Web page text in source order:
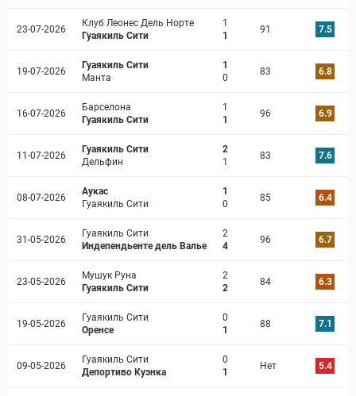
23-07-2026
Клуб Леонес Дель Норте
Гуаякиль Сити
1
1
91 7.5
19-07-2026
Гуаякиль Сити
Манта
1
0
83 6.8
16-07-2026
Барселона
Гуаякиль Сити
1
1
96 6.9
11-07-2026
Гуаякиль Сити
Дельфин
2
1
83 7.6
08-07-2026
Аукас
Гуаякиль Сити
1
0
85 6.4
31-05-2026
Гуаякиль Сити
Индепендьенте дель Валье
2
4
96 6.7
23-05-2026
Мушук Руна
Гуаякиль Сити
2
2
84 6.3
19-05-2026
Гуаякиль Сити
Оренсе
0
1
88 7.1
09-05-2026
Гуаякиль Сити
Депортиво Куэнка
0
1
Нет 5.4